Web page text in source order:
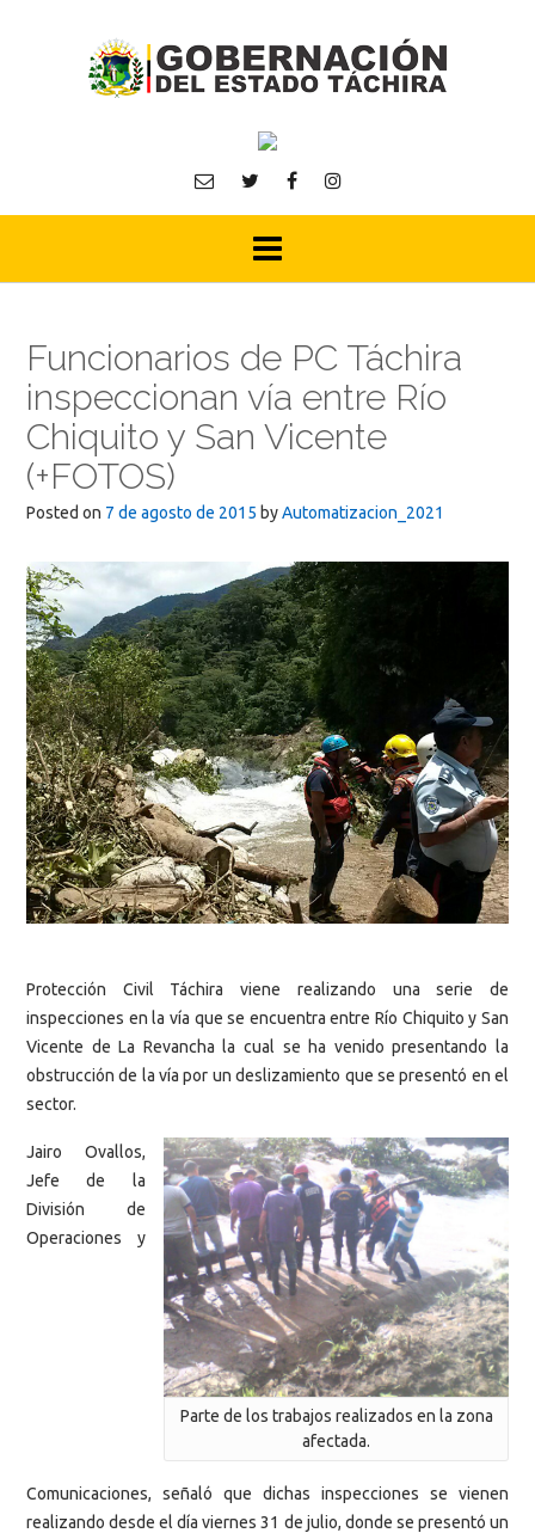
Funcionarios de PC Táchira
inspeccionan vía entre Río
Chiquito y San Vicente
(+FOTOS)
Posted on 7 de agosto de 2015 byAutomatizacion_2021
Protección Civil Táchira viene realizando una serie de
inspecciones en la vía que se encuentra entre Río Chiquito y San
Vicente de La Revancha la cual se ha venido presentando la
obstrucción de la vía por un deslizamiento que se presentó en el
sector.
Parte de los trabajos realizados en la zona
afectada.
Jairo Ovallos,
Jefe de la
División de
Operaciones y
Comunicaciones, señaló que dichas inspecciones se vienen
realizando desde el día viernes 31 de julio, donde se presentó un